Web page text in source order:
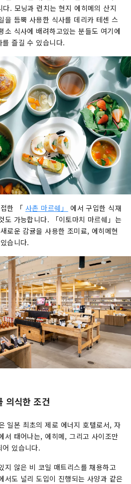
. 모닝과 런치는 현지 에히메의 산지
을 듬뿍 사용한 식사를 데리카 테센 스
소 식사에 배려하고있는 분들도 여기에
즐길 수 있습니다.
한 「 사촌 마르쉐」
에서 구입한 식재
도 가능합니다. 「이토마치 마르쉐」는
로운 감귤을 사용한 조미료, 에히메현
습니다.
의식한 조건
일본 최초의 제로 에너지 호텔로서, 자
서 태어나는, 에히메, 그리고 사이조만
있습니다.
지 않은 비 코일 매트리스를 채용하고
서도 널리 도입이 진행되는 사양과 같은